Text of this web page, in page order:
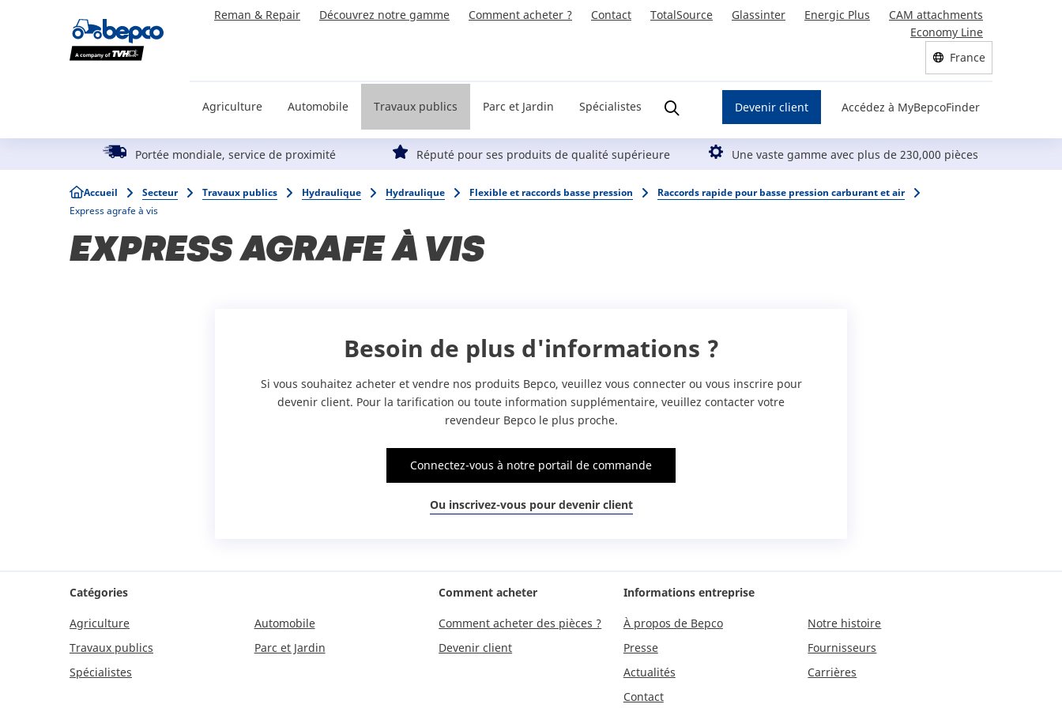
Reman & Repair Découvrez notre gamme Comment acheter ? Contact TotalSource Glassinter Energic Plus
CAM attachments
Economy Line
France
Agriculture Automobile Travaux publics Parc et Jardin Spécialistes Devenir client Accédez à MyBepcoFinder
Portée mondiale, service de proximité Réputé pour ses produits de qualité supérieure Une vaste gamme avec plus de 230,000 pièces
Breadcrumb
Accueil Secteur Travaux publics Hydraulique Hydraulique Flexible et raccords basse pression
Raccords rapide pour basse pression carburant et air
Express agrafe à vis
EXPRESS AGRAFE À VIS
Besoin de plus d'informations ?
Si vous souhaitez acheter et vendre nos produits Bepco, veuillez vous connecter ou vous inscrire pour
devenir client. Pour la tarification ou toute information supplémentaire, veuillez contacter votre
revendeur Bepco le plus proche.
Connectez-vous à notre portail de commande
Ou inscrivez-vous pour devenir client
Catégories
Agriculture
Automobile
Travaux publics
Parc et Jardin
Spécialistes
Comment acheter
Comment acheter des pièces ?
Devenir client
Informations entreprise
À propos de Bepco
Notre histoire
Presse
Fournisseurs
Actualités
Carrières
Contact